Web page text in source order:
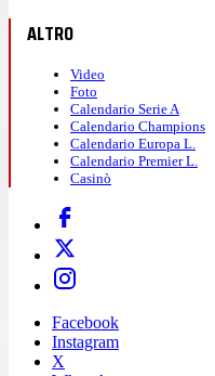
ALTRO
Video
Foto
Calendario Serie A
Calendario Champions
Calendario Europa L.
Calendario Premier L.
Casinò
Facebook
Instagram
X